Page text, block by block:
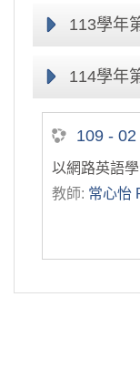
113學年
114學年
109 -
以網路英語
教師: 常心怡